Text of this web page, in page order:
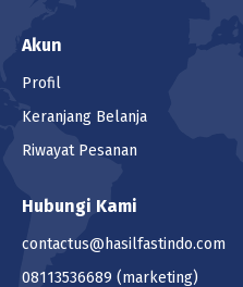
Akun
Profil
Keranjang Belanja
Riwayat Pesanan
Hubungi Kami
contactus@hasilfastindo.com
08113536689 (marketing)